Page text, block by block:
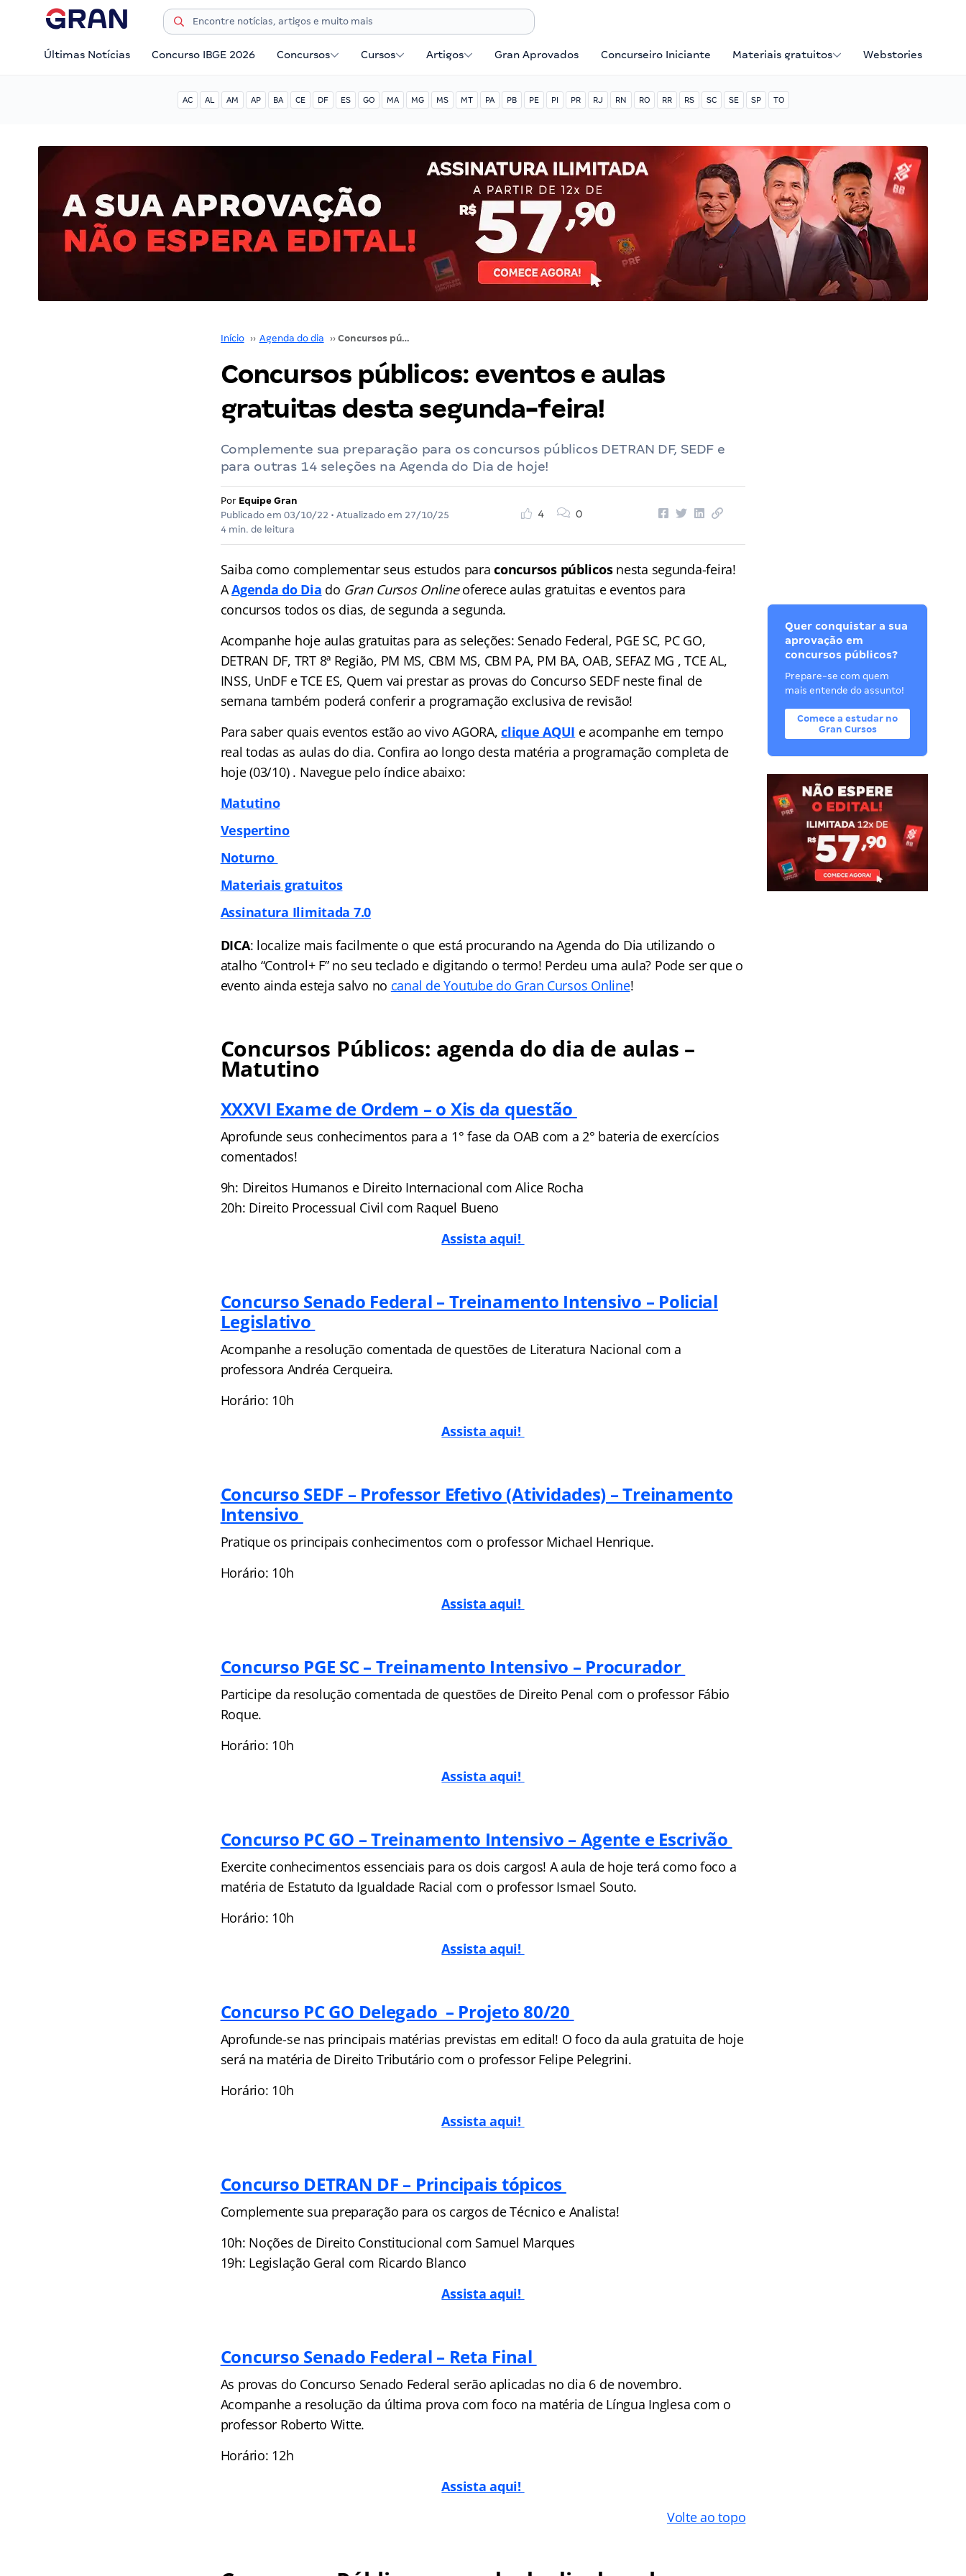
Últimas Notícias Concurso IBGE 2026 Concursos Cursos Artigos Gran Aprovados Concurseiro Iniciante Materiais gratuitos Webstories
AC AL AM AP BA CE DF ES GO MA MG MS MT PA PB PE PI PR RJ RN RO RR RS SC SE SP TO
Início ›› Agenda do dia ›› Concursos públicos: eventos e aulas gratuitas desta segunda-feira!
Concursos públicos: eventos e aulas
gratuitas desta segunda-feira!
Complemente sua preparação para os concursos públicos DETRAN DF, SEDF e
para outras 14 seleções na Agenda do Dia de hoje!
Por Equipe Gran
Publicado em 03/10/22 • Atualizado em 27/10/25
4 min. de leitura
4 0
Saiba como complementar seus estudos para concursos públicosnesta segunda-feira!
AAgenda do Dia do Gran Cursos Onlineoferece aulas gratuitas e eventos para
concursos todos os dias, de segunda a segunda.
Acompanhe hoje aulas gratuitas para as seleções: Senado Federal, PGE SC, PC GO,
DETRAN DF, TRT 8ª Região, PM MS, CBM MS, CBM PA, PM BA, OAB, SEFAZ MG , TCE AL,
INSS, UnDF e TCE ES, Quem vai prestar as provas do Concurso SEDF neste final de
semana também poderá conferir a programação exclusiva de revisão!
Para saber quais eventos estão ao vivo AGORA,clique AQUI e acompanhe em tempo
real todas as aulas do dia. Confira ao longo desta matéria a programação completa de
hoje (03/10) . Navegue pelo índiceabaixo:
Matutino
Vespertino
Noturno
Materiais gratuitos
Assinatura Ilimitada 7.0
DICA: localize mais facilmente o que está procurando na Agenda do Dia utilizando o
atalho “Control+ F” no seu teclado e digitando o termo! Perdeu uma aula? Pode ser que o
evento ainda esteja salvo no canal de Youtube do Gran Cursos Online!
Concursos Públicos: agenda do dia de aulas –
Matutino
XXXVI Exame de Ordem – o Xis da questão
Aprofunde seus conhecimentos para a 1° fase da OAB com a 2° bateria de exercícios
comentados!
9h: Direitos Humanos e Direito Internacional com Alice Rocha
20h: Direito Processual Civil com Raquel Bueno
Assista aqui!
Concurso Senado Federal – Treinamento Intensivo – Policial
Legislativo
Acompanhe a resolução comentada de questões de Literatura Nacional com a
professora Andréa Cerqueira.
Horário: 10h
Assista aqui!
Concurso SEDF – Professor Efetivo (Atividades) – Treinamento
Intensivo
Pratique os principais conhecimentos com o professor Michael Henrique.
Horário: 10h
Assista aqui!
Concurso PGE SC – Treinamento Intensivo – Procurador
Participe da resolução comentada de questões de Direito Penal com o professor Fábio
Roque.
Horário: 10h
Assista aqui!
Concurso PC GO – Treinamento Intensivo – Agente e Escrivão
Exercite conhecimentos essenciais para os dois cargos! A aula de hoje terá como foco a
matéria de Estatuto da Igualdade Racial com o professor Ismael Souto.
Horário: 10h
Assista aqui!
Concurso PC GO Delegado – Projeto 80/20
Aprofunde-se nas principais matérias previstas em edital! O foco da aula gratuita de hoje
será na matéria de Direito Tributário com o professor Felipe Pelegrini.
Horário: 10h
Assista aqui!
Concurso DETRAN DF – Principais tópicos
Complemente sua preparação para os cargos de Técnico e Analista!
10h: Noções de Direito Constitucional com Samuel Marques
19h: Legislação Geral com Ricardo Blanco
Assista aqui!
Concurso Senado Federal – Reta Final
As provas do Concurso Senado Federal serão aplicadas no dia 6 de novembro.
Acompanhe a resolução da última prova com foco na matéria de Língua Inglesa com o
professor Roberto Witte.
Horário: 12h
Assista aqui!
Volte ao topo
Quer conquistar a sua
aprovação em
concursos públicos?
Prepare-se com quem
mais entende do assunto!
Comece a estudar no
Gran Cursos